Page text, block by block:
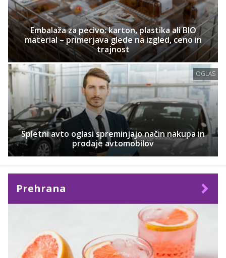
Embalaža za pecivo: karton, plastika ali BIO
material – primerjava glede na izgled, ceno in
trajnost
OGLAS
Spletni avto oglasi spreminjajo način nakupa in
prodaje avtomobilov
Prehrana